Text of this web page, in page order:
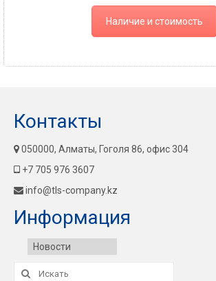
Наличие и стоимость
Контакты
050000, Алматы, Гоголя 86, офис 304
+7 705 976 3607
info@tls-company.kz
Информация
Новости
Искать: